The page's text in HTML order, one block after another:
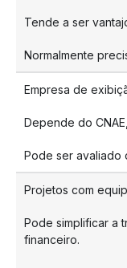
Tende a ser
Normalmente
Empresa de
Depende do
Pode ser avaliado
Projetos com
Pode simplificar a
financeiro.